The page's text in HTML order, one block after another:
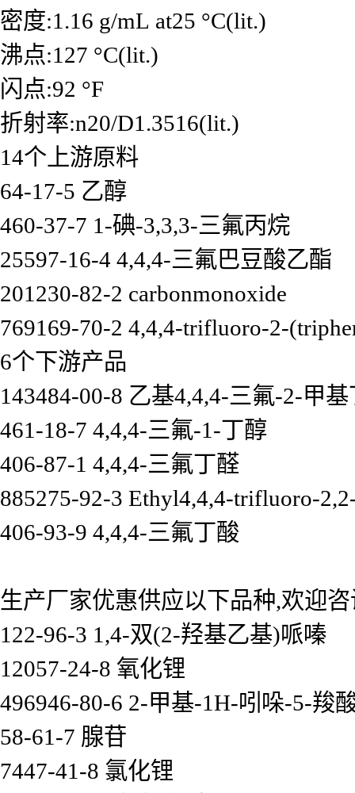
密度:1.16 g/mL at25 °C(lit.)
沸点:127 °C(lit.)
闪点:92 °F
折射率:n20/D1.3516(lit.)
14个上游原料
64-17-5 乙醇
460-37-7 1-碘-3,3,3-三氟丙烷
25597-16-4 4,4,4-三氟巴豆酸乙酯
201230-82-2 carbonmonoxide
769169-70-2 4,4,4-trifluoro-2-
6个下游产品
143484-00-8 乙基4,4,4-三氟-2-甲
461-18-7 4,4,4-三氟-1-丁醇
406-87-1 4,4,4-三氟丁醛
885275-92-3 Ethyl4,4,4-trifluoro-
406-93-9 4,4,4-三氟丁酸
生产厂家优惠供应以下品种,欢迎
122-96-3 1,4-双(2-羟基乙基)哌嗪
12057-24-8 氧化锂
496946-80-6 2-甲基-1H-吲哚-5-羧
58-61-7 腺苷
7447-41-8 氯化锂